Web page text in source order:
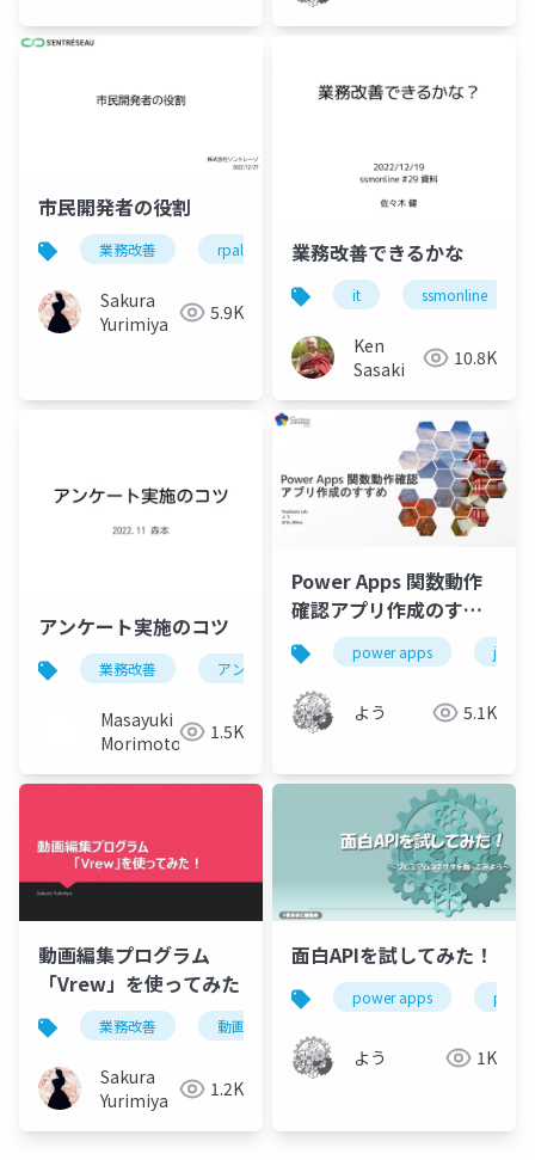
市民開発者の役割
業務改善 rpalt
Sakura
Yurimiya
5.9K
業務改善できるかな
it ssmonline
Ken
Sasaki
10.8K
アンケート実施のコツ
業務改善 アンケート 組織改善 調査
Masayuki
Morimoto
1.5K
Power Apps 関数動作
確認アプリ作成のすす
め
power apps
よう 5.1K
動画編集プログラム
「Vrew」を使ってみた
業務改善 動画
Sakura
Yurimiya
1.2K
面白APIを試してみた！
power apps
よう 1K